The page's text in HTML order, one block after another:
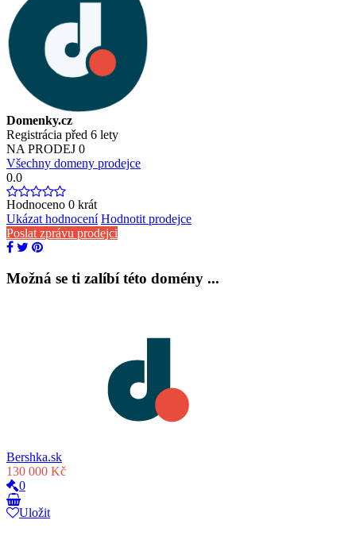
Domenky.cz
Registrácia před 6 lety
NA PRODEJ 0
Všechny domeny prodejce
0.0
Hodnoceno 0 krát
Ukázat hodnocení Hodnotit prodejce
Poslat zprávu prodejci
Možná se ti zalíbí této domény ...
Bershka.sk
130 000 Kč
0
Uložit